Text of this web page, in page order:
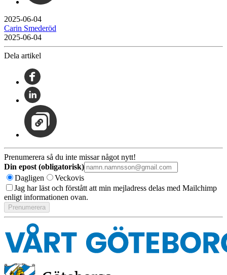
2025-06-04
Carin Smederöd
2025-06-04
Dela artikel
Prenumerera så du inte missar något nytt!
Din epost (obligatorisk)
Dagligen
Veckovis
Jag har läst och förstått att min mejladress delas med Mailchimp
enligt informationen ovan.